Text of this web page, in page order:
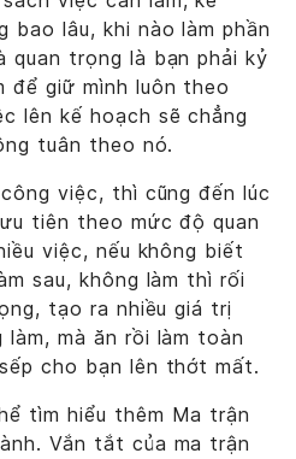
bao lâu, khi nào làm phần
quan trọng là bạn phải kỷ
để giữ mình luôn theo
lên kế hoạch sẽ chẳng
tuân theo nó.
việc, thì cũng đến lúc
tiên theo mức độ quan
việc, nếu không biết
sau, không làm thì rối
tạo ra nhiều giá trị
mà ăn rồi làm toàn
cho bạn lên thớt mất.
tìm hiểu thêm Ma trận
Vắn tắt của ma trận